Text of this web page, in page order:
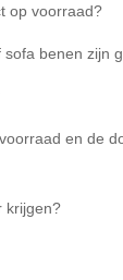
op voorraad?
benen zijn
en de
krijgen?